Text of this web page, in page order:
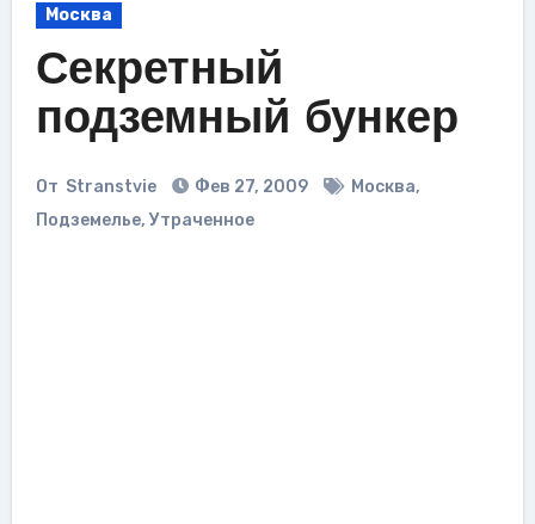
Москва
Секретный
подземный бункер
От Stranstvie Фев 27, 2009 Москва,
Подземелье, Утраченное